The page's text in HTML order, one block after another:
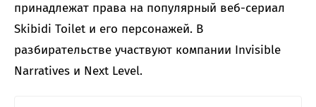
принадлежат права на популярный веб-сериал
Skibidi Toilet и его персонажей. В
разбирательстве участвуют компании Invisible
Narratives и Next Level.